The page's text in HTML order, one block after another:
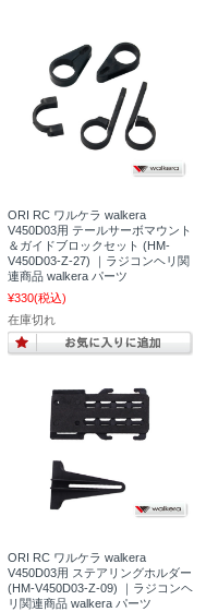
ORI RC ワルケラ walkera
V450D03用 テールサーボマウント
＆ガイドブロックセット (HM-
V450D03-Z-27) ｜ラジコンヘリ関
連商品 walkera パーツ
¥330(税込)
在庫切れ
ORI RC ワルケラ walkera
V450D03用 ステアリングホルダー
(HM-V450D03-Z-09) ｜ラジコンヘ
リ関連商品 walkera パーツ